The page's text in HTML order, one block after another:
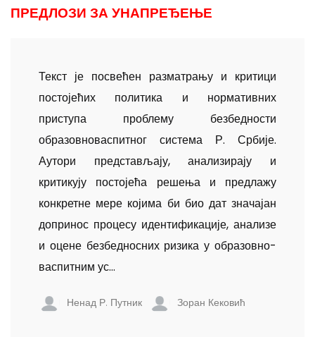
ПРЕДЛОЗИ ЗА УНАПРЕЂЕЊЕ
Текст је посвећен разматрању и критици
постојећих поли­тика и нормативних
приступа проблему безбедности
образовноваспитног система Р. Србије.
Аутори представљају, анализирају и
критикују постојећа решења и предлажу
конкретне мере којима би био дат значајан
допринос процесу идентификације, анализе
и оцене безбедносних ризика у образовно-
васпитним ус...
Ненад Р. Путник Зоран Кековић